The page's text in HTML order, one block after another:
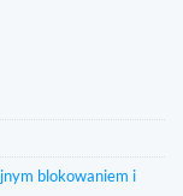
blokowaniem i